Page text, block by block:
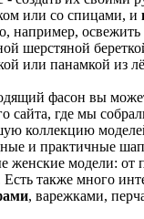
или со спицами, и
например, освежить
шерстяной
или панамкой из
фасон вы
сайта, где мы
коллекцию
и практичные
женские модели: от
также много
, варежками,